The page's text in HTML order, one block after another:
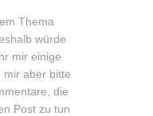
Thema
würde
mir einige
mir aber bitte
die
Post zu tun